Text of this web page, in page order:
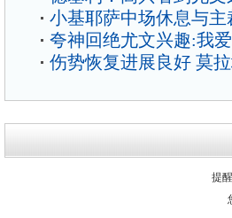
小基耶萨中场休息与
夸神回绝尤文兴趣:我
伤势恢复进展良好 莫
提